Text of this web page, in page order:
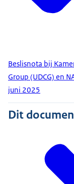
Beslisnota bij
Group (UDCG) en
juni 2025
Dit